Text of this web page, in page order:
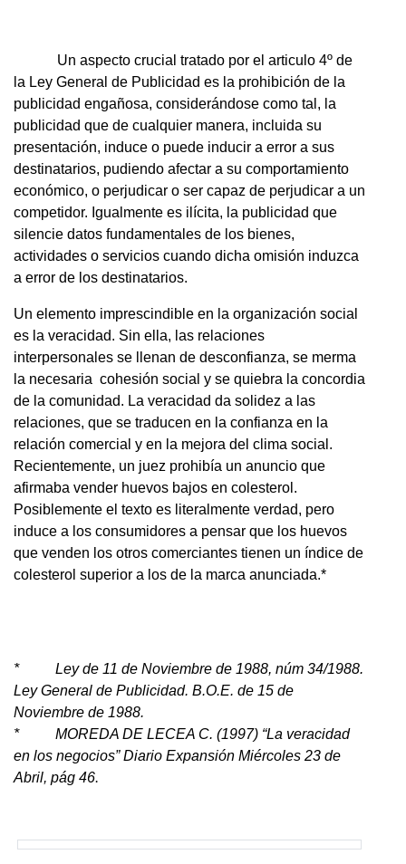
Un aspecto crucial tratado por el articulo 4º de
la Ley General de Publicidad es la prohibición de la
publicidad engañosa, considerándose como tal, la
publicidad que de cualquier manera, incluida su
presentación, induce o puede inducir a error a sus
destinatarios, pudiendo afectar a su comportamiento
económico, o perjudicar o ser capaz de perjudicar a un
competidor. Igualmente es ilícita, la publicidad que
silencie datos fundamentales de los bienes,
actividades o servicios cuando dicha omisión induzca
a error de los destinatarios.
Un elemento imprescindible en la organización social
es la veracidad. Sin ella, las relaciones
interpersonales se llenan de desconfianza, se merma
la necesaria cohesión social y se quiebra la concordia
de la comunidad. La veracidad da solidez a las
relaciones, que se traducen en la confianza en la
relación comercial y en la mejora del clima social.
Recientemente, un juez prohibía un anuncio que
afirmaba vender huevos bajos en colesterol.
Posiblemente el texto es literalmente verdad, pero
induce a los consumidores a pensar que los huevos
que venden los otros comerciantes tienen un índice de
colesterol superior a los de la marca anunciada.*
* Ley de 11 de Noviembre de 1988, núm 34/1988.
Ley General de Publicidad. B.O.E. de 15 de
Noviembre de 1988.
* MOREDA DE LECEA C. (1997) “La veracidad
en los negocios” Diario Expansión Miércoles 23 de
Abril, pág 46.